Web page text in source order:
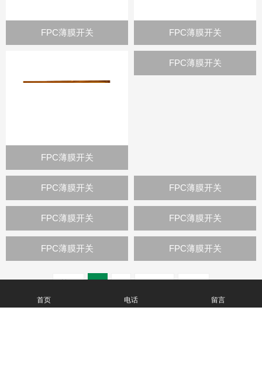
FPC薄膜开关 FPC薄膜开关
FPC薄膜开关
FPC薄膜开关
FPC薄膜开关 FPC薄膜开关
FPC薄膜开关 FPC薄膜开关
FPC薄膜开关 FPC薄膜开关
首页 电话 留言